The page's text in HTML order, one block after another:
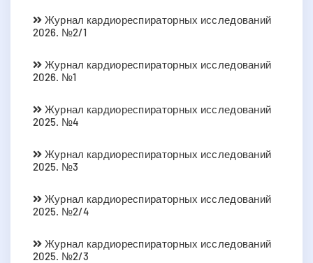
Журнал кардиореспираторных исследований
2026. №2/1
Журнал кардиореспираторных исследований
2026. №1
Журнал кардиореспираторных исследований
2025. №4
Журнал кардиореспираторных исследований
2025. №3
Журнал кардиореспираторных исследований
2025. №2/4
Журнал кардиореспираторных исследований
2025. №2/3